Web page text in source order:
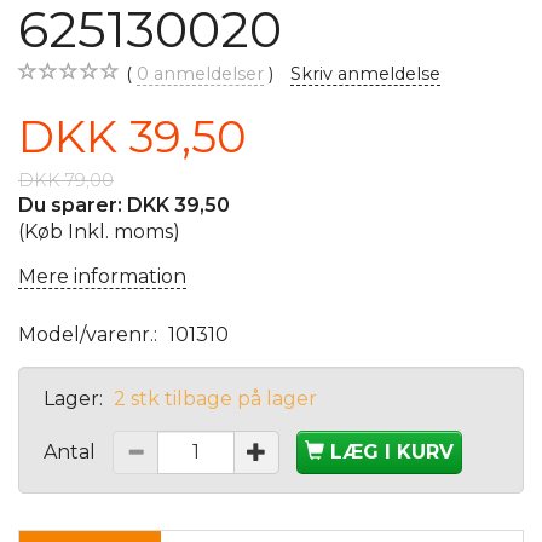
625130020
0 anmeldelser Skriv anmeldelse
DKK 39,50
DKK 79,00
Du sparer: DKK 39,50
(Køb Inkl. moms)
Mere information
Model/varenr.: 101310
Lager: 2 stk tilbage på lager
Antal LÆG I KURV